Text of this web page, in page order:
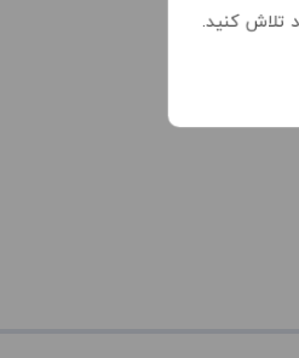
تلاش کنید.